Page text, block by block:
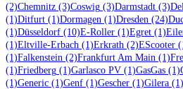
(2)Chemnitz (3)Coswig (3)Darmstadt (3)
(1)Ditfurt (1)Dormagen (1)Dresden (24)
(1)Düsseldorf (10)E-Roller (1)Egret (1)
(1)Eltville-Erbach (1)Erkrath (2)EScooter
(1)Falkenstein (2)Frankfurt Am Main (1)
(1)Friedberg (1)Garlasco PV (1)GasGas (1)
(1)Generic (1)Genf (1)Gescher (1)Gilera (1)